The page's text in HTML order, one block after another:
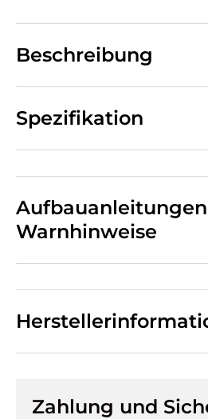
Beschreibung
Spezifikation
Warnhinweise
Zahlung und